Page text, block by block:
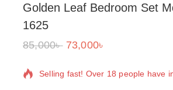
Golden Leaf Bedroom Set
1625
85,000৳ 73,000৳
20 products sold in last 12 hours
Selling fast! Over 18 people have